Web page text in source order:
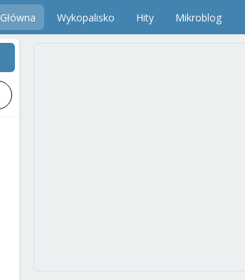
Główna Wykopalisko Hity Mikroblog